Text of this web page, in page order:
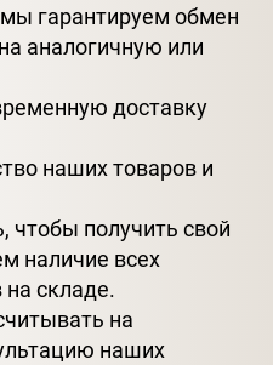
гарантируем обмен
аналогичную или
доставку
наших товаров и
чтобы получить свой
наличие всех
складе.
на
наших